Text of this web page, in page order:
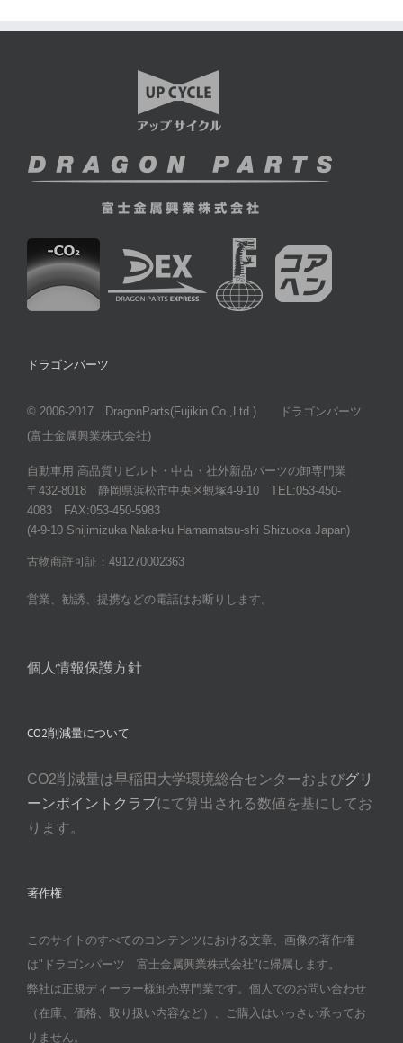
ドラゴンパーツ
© 2006-2017 DragonParts(Fujikin Co.,Ltd.) ドラゴンパーツ
(富士金属興業株式会社)
自動車用 高品質リビルト・中古・社外新品パーツの卸専門業
〒432-8018 静岡県浜松市中央区蜆塚4-9-10 TEL:053-450-
4083 FAX:053-450-5983
(4-9-10 Shijimizuka Naka-ku Hamamatsu-shi Shizuoka Japan)
古物商許可証：491270002363
営業、勧誘、提携などの電話はお断りします。
個人情報保護方針
CO2削減量について
CO2削減量は早稲田大学環境総合センターおよびグリ
ーンポイントクラブにて算出される数値を基にしてお
ります。
著作権
このサイトのすべてのコンテンツにおける文章、画像の著作権
は"ドラゴンパーツ 富士金属興業株式会社"に帰属します。
弊社は正規ディーラー様卸売専門業です。個人でのお問い合わせ
（在庫、価格、取り扱い内容など）、ご購入はいっさい承ってお
りません。